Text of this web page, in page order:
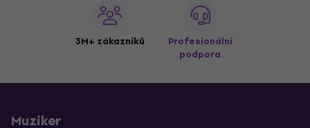
3M+ zákazníků
Profesionální
podpora
Muziker